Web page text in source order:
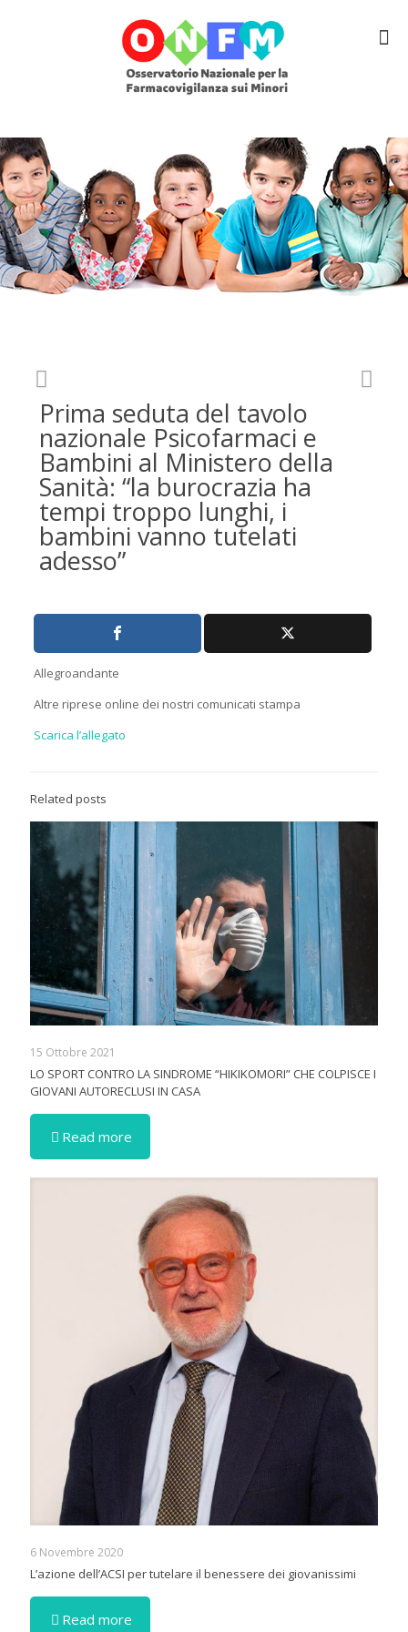
Prima seduta del tavolo
nazionale Psicofarmaci e
Bambini al Ministero della
Sanità: “la burocrazia ha
tempi troppo lunghi, i
bambini vanno tutelati
adesso”
Allegroandante
Altre riprese online dei nostri comunicati stampa
Scarica l’allegato
Related posts
15 Ottobre 2021
LO SPORT CONTRO LA SINDROME “HIKIKOMORI” CHE COLPISCE I
GIOVANI AUTORECLUSI IN CASA
Read more
6 Novembre 2020
L’azione dell’ACSI per tutelare il benessere dei giovanissimi
Read more